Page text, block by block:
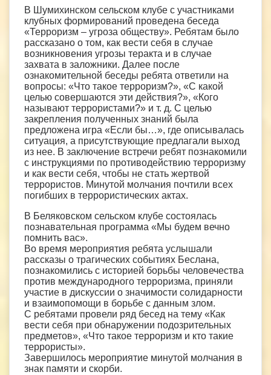
В Шумихинском сельском клубе с участниками
клубных формирований проведена беседа
«Терроризм – угроза обществу». Ребятам было
рассказано о том, как вести себя в случае
возникновения угрозы теракта и в случае
захвата в заложники. Далее после
ознакомительной беседы ребята ответили на
вопросы: «Что такое терроризм?», «С какой
целью совершаются эти действия?», «Кого
называют террористами?» и т. д. С целью
закрепления полученных знаний была
предложена игра «Если бы…», где описывалась
ситуация, а присутствующие предлагали выход
из нее. В заключение встречи ребят познакомили
с инструкциями по противодействию терроризму
и как вести себя, чтобы не стать жертвой
террористов. Минутой молчания почтили всех
погибших в террористических актах.
В Беляковском сельском клубе состоялась
познавательная программа «Мы будем вечно
помнить вас».
Во время мероприятия ребята услышали
рассказы о трагических событиях Беслана,
познакомились с историей борьбы человечества
против международного терроризма, приняли
участие в дискуссии о значимости солидарности
и взаимопомощи в борьбе с данным злом.
С ребятами провели ряд бесед на тему «Как
вести себя при обнаружении подозрительных
предметов», «Что такое терроризм и кто такие
террористы».
Завершилось мероприятие минутой молчания в
знак памяти и скорби.